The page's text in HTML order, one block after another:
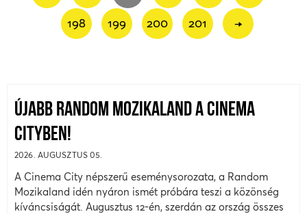
198 199 200 201 →
ÚJABB RANDOM MOZIKALAND A CINEMA
CITYBEN!
2026. AUGUSZTUS 05.
A Cinema City népszerű eseménysorozata, a Random
Mozikaland idén nyáron ismét próbára teszi a közönség
kíváncsiságát. Augusztus 12-én, szerdán az ország összes